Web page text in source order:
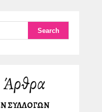
ΣΥΛΛΟΓΩΝ